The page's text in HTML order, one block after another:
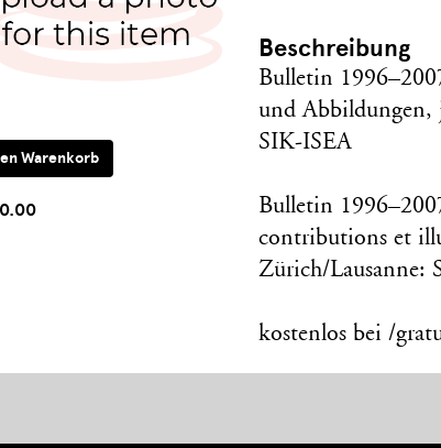
Beschreibung
Bulletin
und Abbildungen,
SIK-ISEA
Bulletin
contributions et
Zürich/Lausanne:
kostenlos bei /